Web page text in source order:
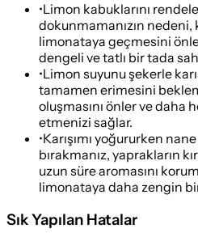
•Limon kabuklarını
dokunmamanızın nedeni,
limonataya geçmesini
dengeli ve tatlı bir tada
•Limon suyunu şekerle
tamamen erimesini
oluşmasını önler ve daha
etmenizi sağlar.
•Karışımı yoğururken
bırakmanız, yaprakların
uzun süre aromasını
limonataya daha zengin
Sık Yapılan Hatalar